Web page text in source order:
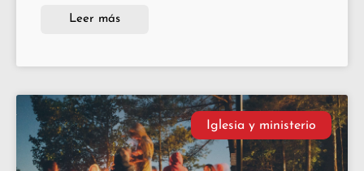
Leer más
Iglesia y ministerio